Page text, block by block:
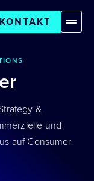
KONTAKT
&
und
auf Consumer